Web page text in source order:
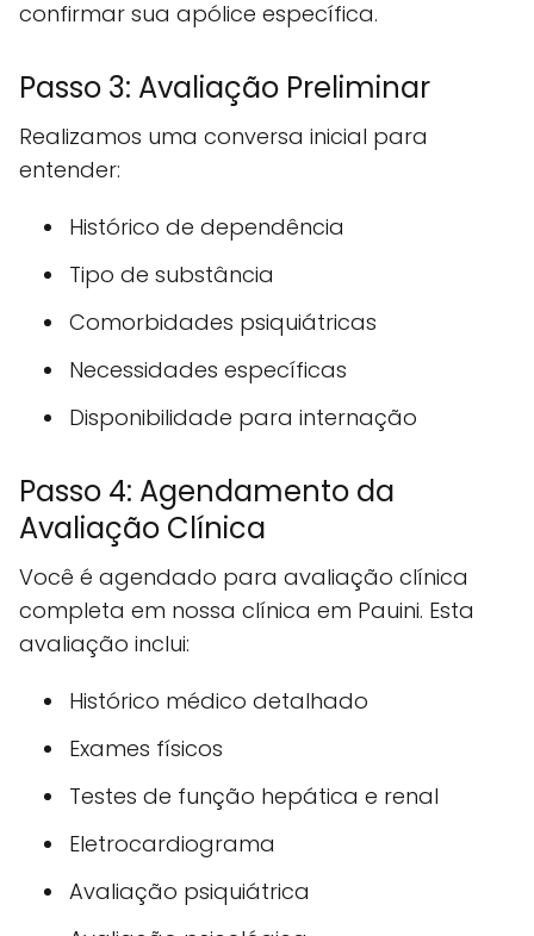
confirmar sua apólice específica.
Passo 3: Avaliação Preliminar
Realizamos uma conversa inicial para
entender:
Histórico de dependência
Tipo de substância
Comorbidades psiquiátricas
Necessidades específicas
Disponibilidade para internação
Passo 4: Agendamento da
Avaliação Clínica
Você é agendado para avaliação clínica
completa em nossa clínica em Pauini. Esta
avaliação inclui:
Histórico médico detalhado
Exames físicos
Testes de função hepática e renal
Eletrocardiograma
Avaliação psiquiátrica